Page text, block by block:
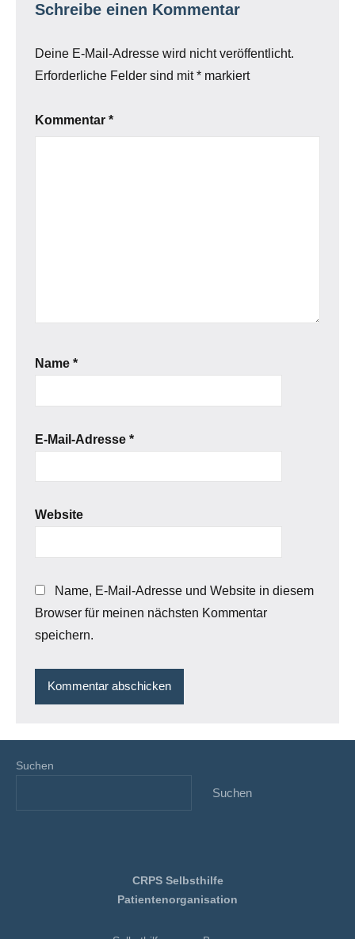
Schreibe einen Kommentar
Deine E-Mail-Adresse wird nicht veröffentlicht.
Erforderliche Felder sind mit* markiert
Kommentar *
Name *
E-Mail-Adresse *
Website
Name, E-Mail-Adresse und Website in diesem
Browser für meinen nächsten Kommentar
speichern.
Suchen
Suchen
CRPS Selbsthilfe
Patientenorganisation